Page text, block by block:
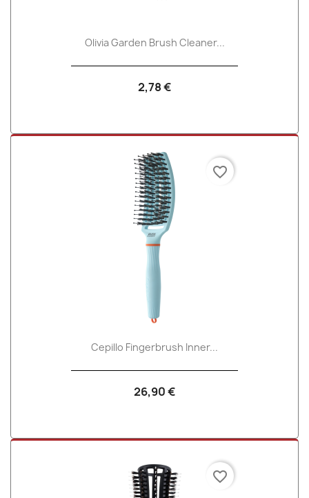
Olivia Garden Brush Cleaner...
2,78 €
Cepillo Fingerbrush Inner...
26,90 €
favorite_border
favorite_border